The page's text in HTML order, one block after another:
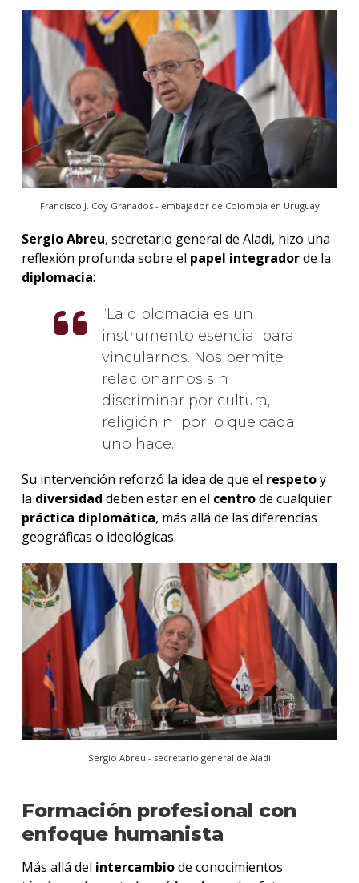
Francisco J. Coy Granados - embajador de Colombia en Uruguay
Sergio Abreu, secretario general de Aladi, hizo una
reflexión profunda sobre el papel integradorde la
diplomacia:
La diplomacia es un
instrumento esencial para
vincularnos. Nos permite
relacionarnos sin
discriminar por cultura,
religión ni por lo que cada
uno hace.
Su intervención reforzó la idea de que el respetoy
la diversidad deben estar en el centrode cualquier
práctica diplomática, más allá de las diferencias
geográficas o ideológicas.
Sergio Abreu - secretario general de Aladi
Formación profesional con
enfoque humanista
Más allá del intercambiode conocimientos